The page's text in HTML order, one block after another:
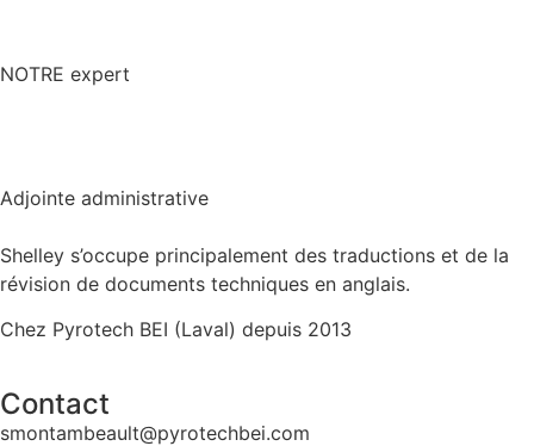
NOTRE expert
Adjointe administrative
Shelley s’occupe principalement des traductions et de la
révision de documents techniques en anglais.
Chez Pyrotech BEI (Laval) depuis 2013
Contact
smontambeault@pyrotechbei.com